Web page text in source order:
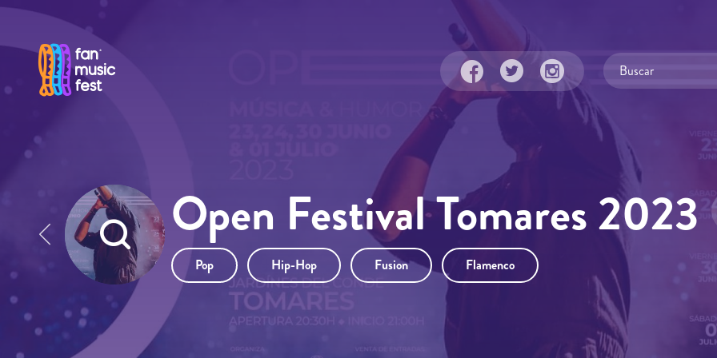
Pasar al contenido principal
Open Festival Tomares 2023
Pop Hip-Hop Fusion Flamenco